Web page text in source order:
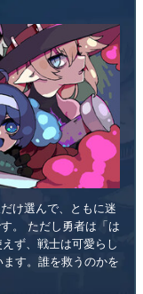
け選んで、ともに迷
。 ただし勇者は「は
ず、戦士は可愛らし
す。誰を救うのかを